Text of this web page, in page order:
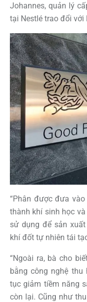
Johannes, quản lý
tại Nestlé trao đổi với
“Phân được đưa
thành khí sinh học
sử dụng để sản
khí đốt tự nhiên tái
“Ngoài ra, bà cho
bằng công nghệ
tục giảm tiềm năng
còn lại. Cũng như